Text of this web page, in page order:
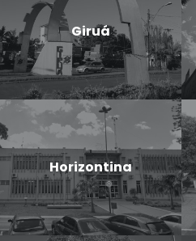
Giruá
Horizontina